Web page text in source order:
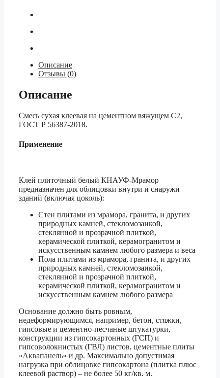
Описание
Отзывы (0)
Описание
Смесь сухая клеевая на цементном вяжущем С2,
ГОСТ Р 56387-2018.
Применение
Клей плиточный белый КНАУФ-Мрамор
предназначен для облицовки внутри и снаружи
зданий (включая цоколь):
Стен плитами из мрамора, гранита, и других
природных камней, стекломозаикой,
стеклянной и прозрачной плиткой,
керамической плиткой, керамогранитом и
искусственным камнем любого размера и веса
Пола плитами из мрамора, гранита, и других
природных камней, стекломозаикой,
стеклянной и прозрачной плиткой,
керамической плиткой, керамогранитом и
искусственным камнем любого размера
Основание должно быть ровным,
недеформирующимся, например, бетон, стяжки,
гипсовые и цементно-песчаные штукатурки,
конструкции из гипсокартонных (ГСП) и
гипсоволокнистых (ГВЛ) листов, цементные плиты
«Аквапанель» и др. Максимально допустимая
нагрузка при облицовке гипсокартона (плитка плюс
клеевой раствор) – не более 50 кг/кв. м.